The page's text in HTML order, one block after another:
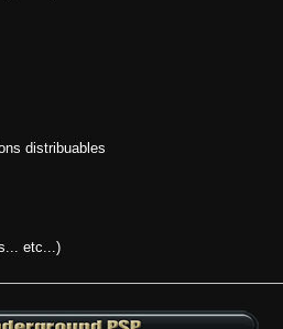
distribuables
etc...)